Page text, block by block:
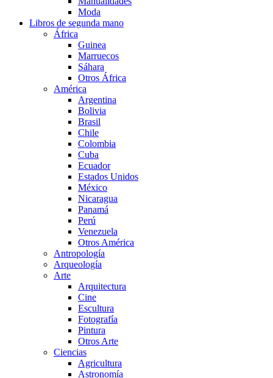
Moda
Libros de segunda mano
África
Guinea
Marruecos
Sáhara
Otros África
América
Argentina
Bolivia
Brasil
Chile
Colombia
Cuba
Ecuador
Estados Unidos
México
Nicaragua
Panamá
Perú
Venezuela
Otros América
Antropología
Arqueología
Arte
Arquitectura
Cine
Escultura
Fotografía
Pintura
Otros Arte
Ciencias
Agricultura
Astronomía